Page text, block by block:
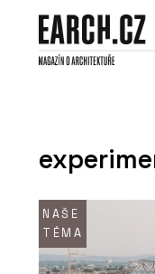
NAŠE
TÉMA